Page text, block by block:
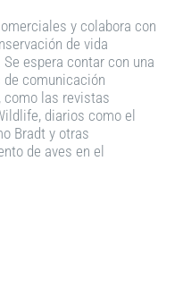
y colabora con
de vida
espera contar con una
comunicación
como las revistas
diarios como el
Bradt y otras
de aves en el